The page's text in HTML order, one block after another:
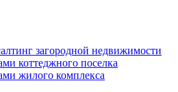
загородной недвижимости
коттеджного поселка
жилого комплекса